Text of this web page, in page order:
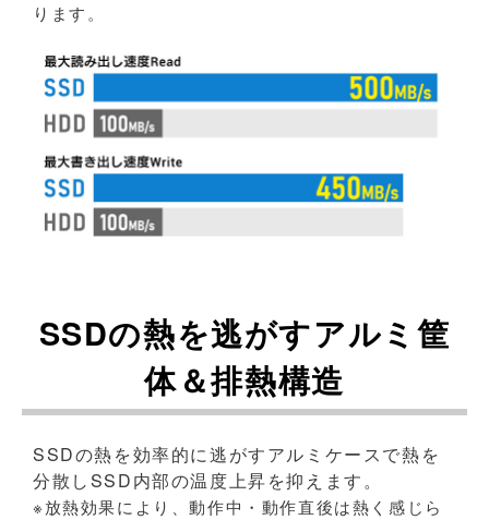
ります。
SSDの熱を逃がすアルミ筐
体＆排熱構造
SSDの熱を効率的に逃がすアルミケースで熱を
分散しSSD内部の温度上昇を抑えます。
※放熱効果により、動作中・動作直後は熱く感じら